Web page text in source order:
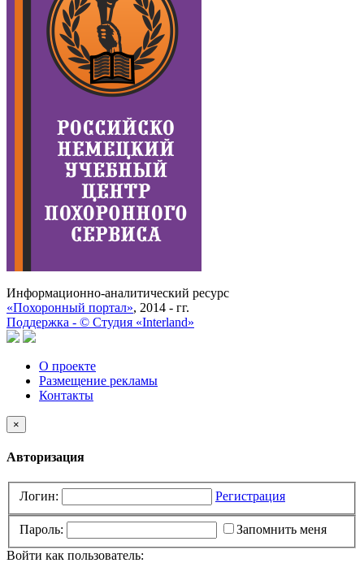
Информационно-аналитический ресурс
«Похоронный портал», 2014 - гг.
Поддержка - © Cтудия «Interland»
О проекте
Размещение рекламы
Контакты
×
Авторизация
Логин: Регистрация
Пароль:
Запомнить меня
Войти как пользователь: